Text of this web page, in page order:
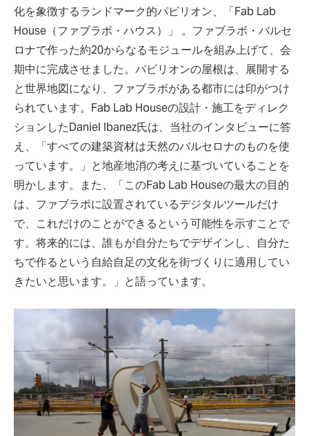
化を象徴するランドマーク的パビリオン、「Fab Lab
House（ファブラボ・ハウス）」 。ファブラボ・バルセ
ロナで作った約20からなるモジュールを組み上げて、会
期中に完成させました。パビリオンの屋根は、展開する
と世界地図になり、ファブラボがある都市には印がつけ
られています。Fab Lab Houseの設計・施工をディレク
ションしたDaniel Ibanez氏は、当社のインタビューに答
え、「すべての建築資材は天然のバルセロナのものを使
っています。」と地産地消の考えに基づいていることを
明かします。また、「このFab Lab Houseの最大の目的
は、ファブラボに設置されているデジタルツールだけ
で、これだけのことができるという可能性を示すことで
す。将来的には、誰もが自分たちでデザインし、自分た
ちで作るという自給自足の文化を街づくりに適用してい
きたいと思います。」と語っています。